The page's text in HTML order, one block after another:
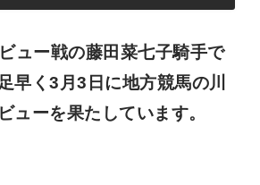
ュー戦の藤田菜七子騎手で
早く3月3日に地方競馬の川
ューを果たしています。